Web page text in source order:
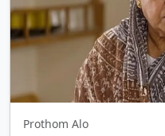
Prothom Alo